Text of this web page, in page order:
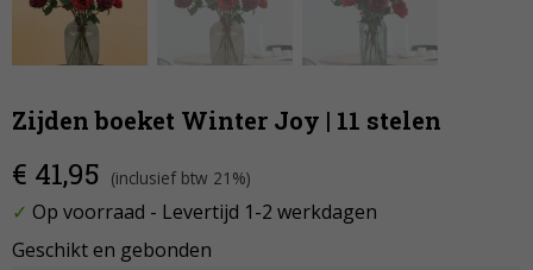
Zijden boeket Winter Joy | 11 stelen
€ 41,95 (inclusief btw 21%)
✓ Op voorraad - Levertijd 1-2 werkdagen
Geschikt en gebonden